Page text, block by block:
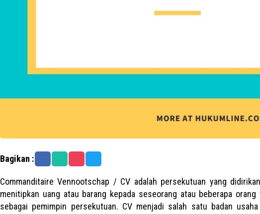
Bagikan :
Commanditaire Vennootschap / CV adalah persekutuan yang
menitipkan uang atau barang kepada seseorang atau beberapa
sebagai pemimpin persekutuan. CV menjadi salah satu badan